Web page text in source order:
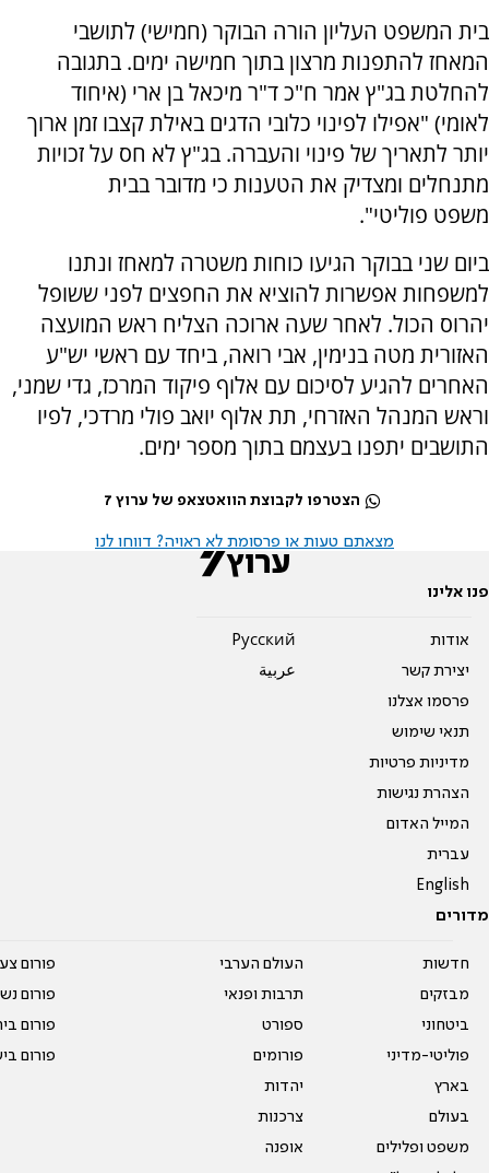
בית המשפט העליון הורה הבוקר (חמישי) לתושבי
המאחז להתפנות מרצון בתוך חמישה ימים. בתגובה
להחלטת בג"ץ אמר ח"כ ד"ר מיכאל בן ארי (איחוד
לאומי) "אפילו לפינוי כלובי הדגים באילת קצבו זמן ארוך
יותר לתאריך של פינוי והעברה. בג"ץ לא חס על זכויות
מתנחלים ומצדיק את הטענות כי מדובר בבית
משפט פוליטי".
ביום שני בבוקר הגיעו כוחות משטרה למאחז ונתנו
למשפחות אפשרות להוציא את החפצים לפני ששופל
יהרוס הכול. לאחר שעה ארוכה הצליח ראש המועצה
האזורית מטה בנימין, אבי רואה, ביחד עם ראשי יש"ע
האחרים להגיע לסיכום עם אלוף פיקוד המרכז, גדי שמני,
וראש המנהל האזרחי, תת אלוף יואב פולי מרדכי, לפיו
התושבים יתפנו בעצמם בתוך מספר ימים.
הצטרפו לקבוצת הוואטצאפ של ערוץ 7
מצאתם טעות או פרסומת לא ראויה? דווחו לנו
פנו אלינו
אודות
יצירת קשר
פרסמו אצלנו
תנאי שימוש
מדיניות פרטיות
הצהרת נגישות
המייל האדום
עברית
English
Pусский
عربية
מדורים
חדשות
מבזקים
ביטחוני
פוליטי-מדיני
בארץ
בעולם
משפט ופלילים
העולם הערבי
תרבות ופנאי
ספורט
פורומים
יהדות
צרכנות
אופנה
פורום
פורום
פורום
פורום